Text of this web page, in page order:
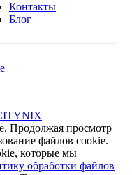
Контакты
Блог
Продолжая просмотр
файлов cookie.
которые мы
обработки файлов